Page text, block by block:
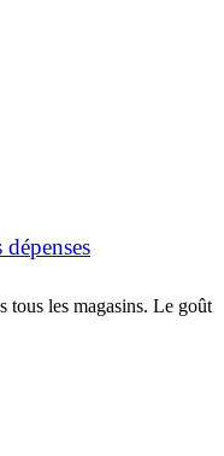
tous les magasins. Le goût